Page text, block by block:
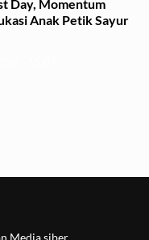
Day, Momentum
Anak Petik Sayur